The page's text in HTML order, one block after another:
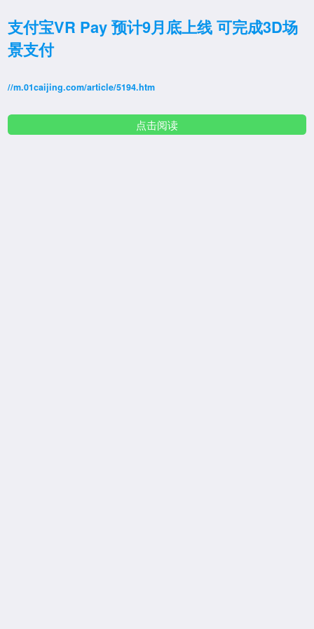
支付宝VR Pay 预计9月底上线 可完成3D场
景支付
//m.01caijing.com/article/5194.htm
点击阅读